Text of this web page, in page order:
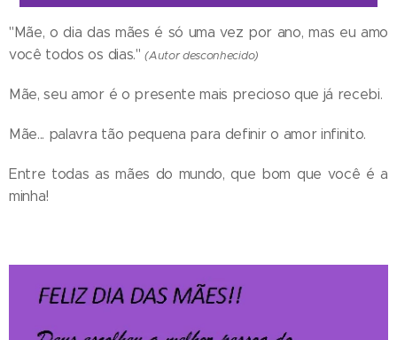
"Mãe, o dia das mães é só uma vez por ano, mas eu amo
você todos os dias."(Autor desconhecido)
Mãe, seu amor é o presente mais precioso que já recebi.
Mãe... palavra tão pequena para definir o amor infinito.
Entre todas as mães do mundo, que bom que você é a
minha!